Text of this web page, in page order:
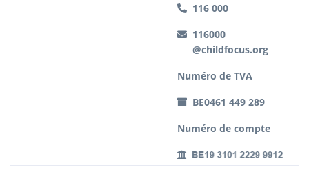
116 000
116000
@childfocus.org
Numéro de TVA
BE0461 449 289
Numéro de compte